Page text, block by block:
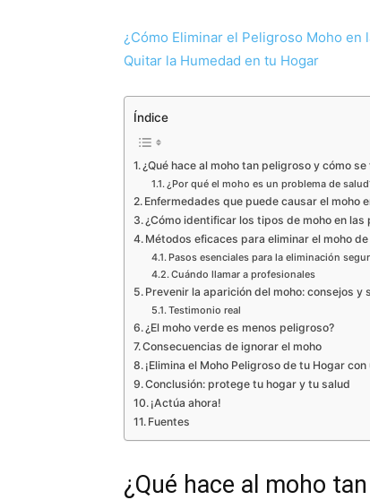
¿Cómo Eliminar el Peligroso Moho
Quitar la Humedad en tu Hogar
Índice
¿Qué hace al moho tan peligroso y cómo se
¿Por qué el moho es un problema de
Enfermedades que puede causar el moho
¿Cómo identificar los tipos de moho en las
Métodos eficaces para eliminar el moho
Pasos esenciales para la eliminación
Cuándo llamar a profesionales
Prevenir la aparición del moho: consejos y
Testimonio real
¿El moho verde es menos peligroso?
Consecuencias de ignorar el moho
¡Elimina el Moho Peligroso de tu Hogar
Conclusión: protege tu hogar y tu salud
¡Actúa ahora!
Fuentes
¿Qué hace al moho